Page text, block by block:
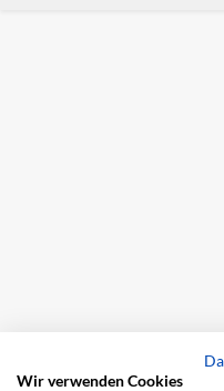
Wir verwenden Cookies